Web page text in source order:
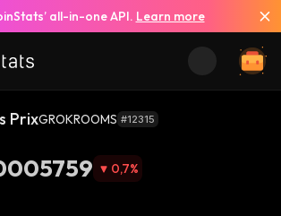
all-in-one API. Learn more
PrixGROKROOMS #12315
0,7%